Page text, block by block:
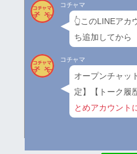
コチャマ
👆このLINEアカ
ち追加してから
コチャマ
オープンチャッ
定】【トーク履
とめアカウント